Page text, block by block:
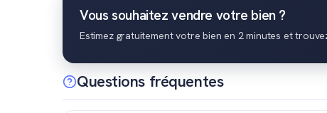
Vous souhaitez vendre votre bien ?
Estimez gratuitement votre bien en 2 minutes et
Questions fréquentes